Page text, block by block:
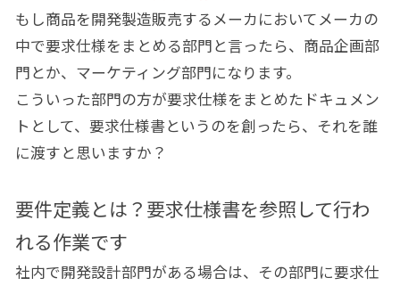
もし商品を開発製造販売するメーカにおいてメーカの
中で要求仕様をまとめる部門と言ったら、商品企画部
門とか、マーケティング部門になります。
こういった部門の方が要求仕様をまとめたドキュメン
トとして、要求仕様書というのを創ったら、それを誰
に渡すと思いますか？
要件定義とは？要求仕様書を参照して行わ
れる作業です
社内で開発設計部門がある場合は、その部門に要求仕